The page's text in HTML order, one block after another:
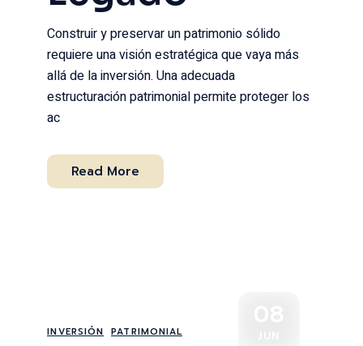
Construir y preservar un patrimonio sólido
requiere una visión estratégica que vaya más
allá de la inversión. Una adecuada
estructuración patrimonial permite proteger los
ac
Read More
INVERSIÓN PATRIMONIAL